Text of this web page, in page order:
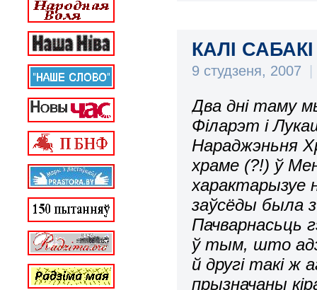
КАЛІ
9 студзеня, 2007
Два дні таму
Філарэт і
Нараджэньня
храме (?!) ў
заўсёды была
Пачварнасьць
ў тым, што
й другі такі ж
прызначаны